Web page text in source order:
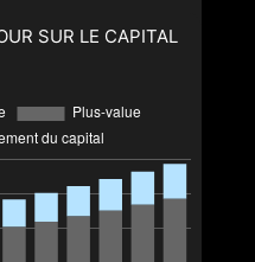
SUR LE CAPITAL